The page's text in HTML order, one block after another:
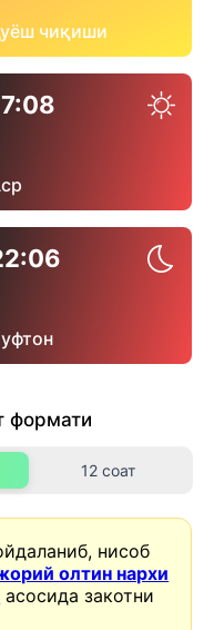
чиқиши
формати
12 соат
нисоб
олтин нархи
асосида закотни